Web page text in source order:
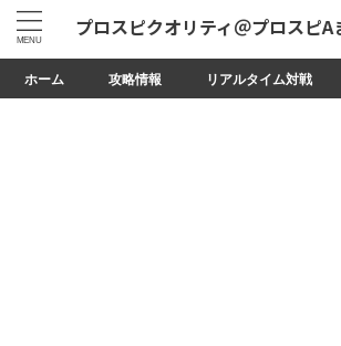
プロスピクオリティ＠プロスピA
ホーム 攻略情報 リアルタイム対戦